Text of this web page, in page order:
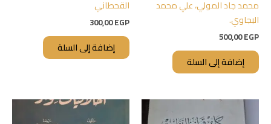
محمد جاد المولي، علي محمد
البجاوي.
500,00EGP
إضافة إلى السلة
القحطاني
300,00EGP
إضافة إلى السلة